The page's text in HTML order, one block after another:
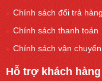
Chính sách đổi trả
Chính sách thanh toán
Chính sách vận chuyển
Hỗ trợ khách hàng